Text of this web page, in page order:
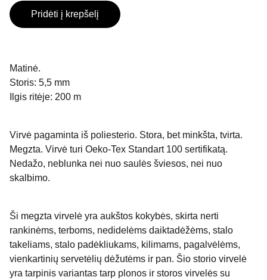
Pridėti į krepšelį
Matinė.
Storis: 5,5 mm
Ilgis ritėje: 200 m
Virvė pagaminta iš poliesterio. Stora, bet minkšta, tvirta.
Megzta. Virvė turi Oeko-Tex Standart 100 sertifikatą.
Nedažo, neblunka nei nuo saulės šviesos, nei nuo
skalbimo.
Ši megzta virvelė yra aukštos kokybės, skirta nerti
rankinėms, terboms, nedidelėms daiktadėžėms, stalo
takeliams, stalo padėkliukams, kilimams, pagalvėlėms,
vienkartinių servetėlių dėžutėms ir pan. Šio storio virvelė
yra tarpinis variantas tarp plonos ir storos virvelės su